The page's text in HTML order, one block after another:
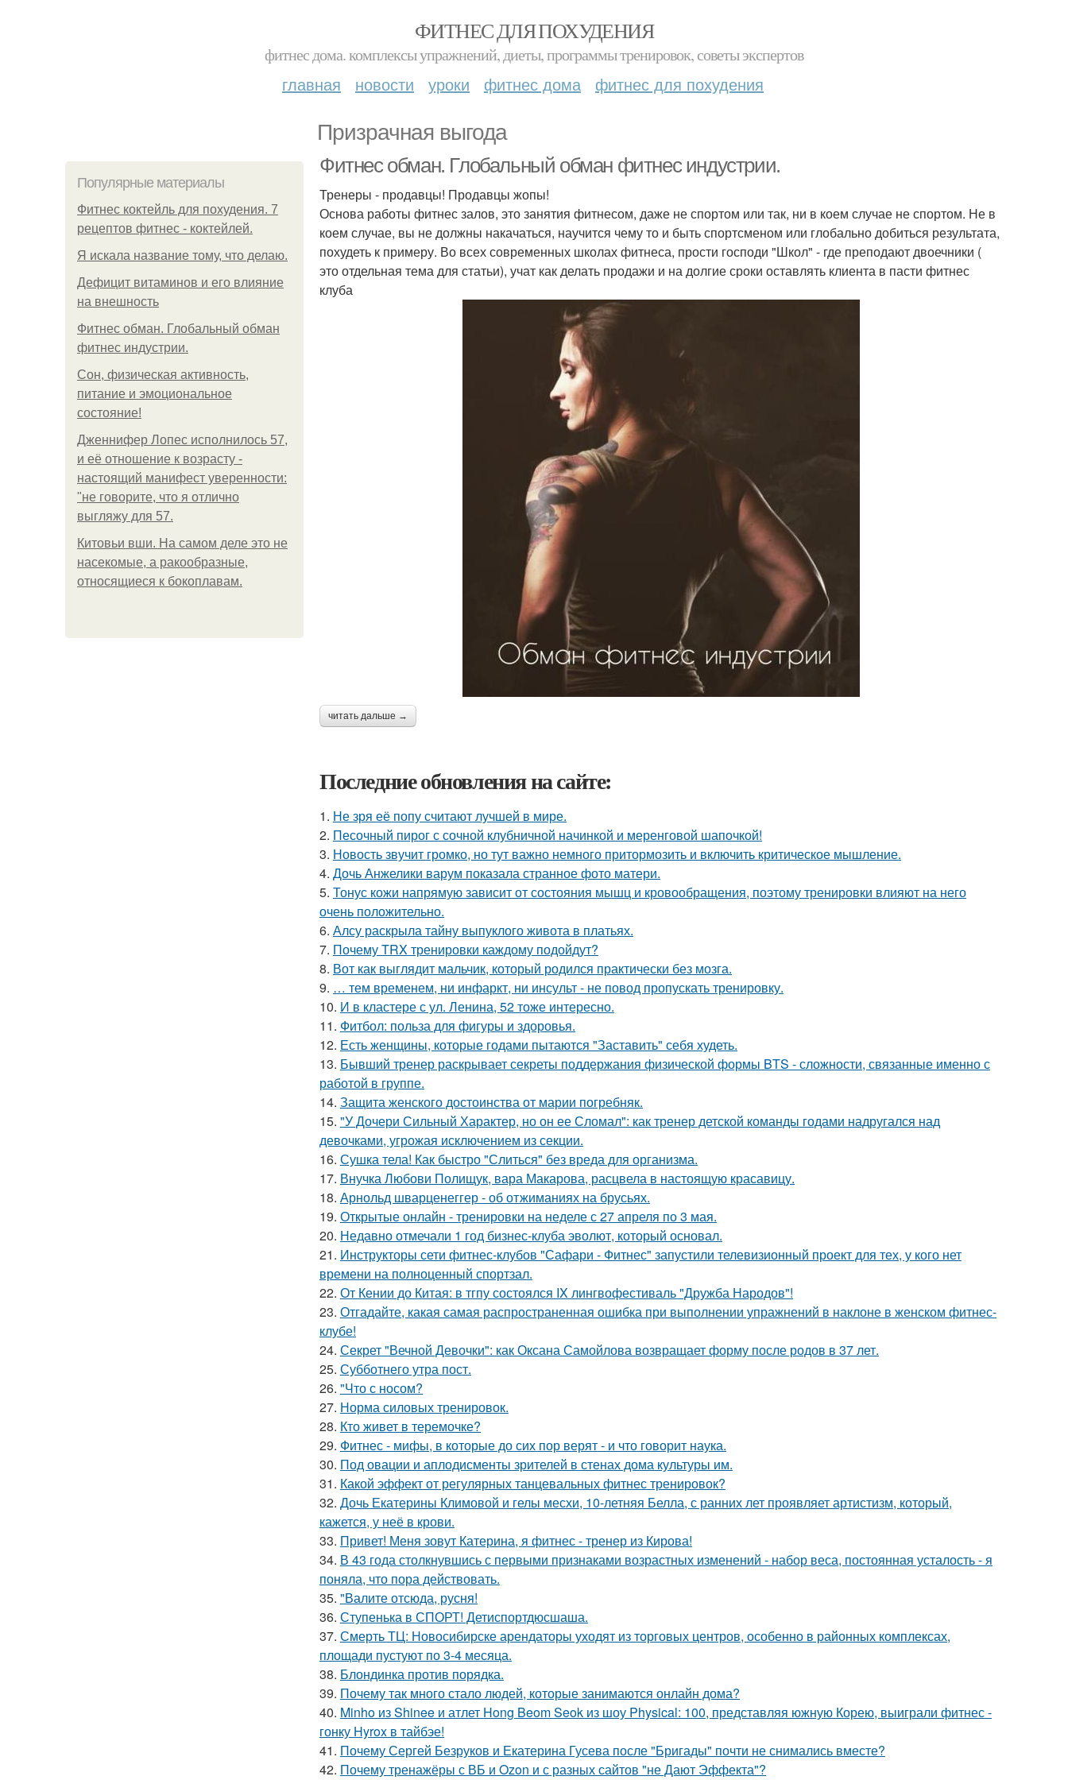
ФИТНЕС ДЛЯ ПОХУДЕНИЯ
фитнес дома. комплексы упражнений, диеты, программы тренировок, советы экспертов
главная новости уроки фитнес дома фитнес для похудения
Призрачная выгода
Популярные материалы
Фитнес коктейль для похудения. 7
рецептов фитнес - коктейлей.
Я искала название тому, что делаю.
Дефицит витаминов и его влияние
на внешность
Фитнес обман. Глобальный обман
фитнес индустрии.
Сон, физическая активность,
питание и эмоциональное
состояние!
Дженнифер Лопес исполнилось 57,
и её отношение к возрасту -
настоящий манифест уверенности:
"не говорите, что я отлично
выгляжу для 57.
Китовьи вши. На самом деле это не
насекомые, а ракообразные,
относящиеся к бокоплавам.
Фитнес обман. Глобальный обман фитнес индустрии.
Тренеры - продавцы! Продавцы жопы!
Основа работы фитнес залов, это занятия фитнесом, даже не спортом или так, ни в коем случае не спортом. Не в
коем случае, вы не должны накачаться, научится чему то и быть спортсменом или глобально добиться результата,
похудеть к примеру. Во всех современных школах фитнеса, прости господи "Школ" - где преподают двоечники (
это отдельная тема для статьи), учат как делать продажи и на долгие сроки оставлять клиента в пасти фитнес
клуба
читать дальше →
Последние обновления на сайте:
1. Не зря её попу считают лучшей в мире.
2. Песочный пирог с сочной клубничной начинкой и меренговой шапочкой!
3. Новость звучит громко, но тут важно немного притормозить и включить критическое мышление.
4. Дочь Анжелики варум показала странное фото матери.
5. Тонус кожи напрямую зависит от состояния мышц и кровообращения, поэтому тренировки влияют на него
очень положительно.
6. Алсу раскрыла тайну выпуклого живота в платьях.
7. Почему TRX тренировки каждому подойдут?
8. Вот как выглядит мальчик, который родился практически без мозга.
9. … тем временем, ни инфаркт, ни инсульт - не повод пропускать тренировку.
10. И в кластере с ул. Ленина, 52 тоже интересно.
11. Фитбол: польза для фигуры и здоровья.
12. Есть женщины, которые годами пытаются "Заставить" себя худеть.
13. Бывший тренер раскрывает секреты поддержания физической формы BTS - сложности, связанные именно с
работой в группе.
14. Защита женского достоинства от марии погребняк.
15. "У Дочери Сильный Характер, но он ее Сломал": как тренер детской команды годами надругался над
девочками, угрожая исключением из секции.
16. Сушка тела! Как быстро "Слиться" без вреда для организма.
17. Внучка Любови Полищук, вара Макарова, расцвела в настоящую красавицу.
18. Арнольд шварценеггер - об отжиманиях на брусьях.
19. Открытые онлайн - тренировки на неделе с 27 апреля по 3 мая.
20. Недавно отмечали 1 год бизнес-клуба эволют, который основал.
21. Инструкторы сети фитнес-клубов "Сафари - Фитнес" запустили телевизионный проект для тех, у кого нет
времени на полноценный спортзал.
22. От Кении до Китая: в тгпу состоялся IX лингвофестиваль "Дружба Народов"!
23. Отгадайте, какая самая распространенная ошибка при выполнении упражнений в наклоне в женском фитнес-
клубе!
24. Секрет "Вечной Девочки": как Оксана Самойлова возвращает форму после родов в 37 лет.
25. Субботнего утра пост.
26. "Что с носом?
27. Норма силовых тренировок.
28. Кто живет в теремочке?
29. Фитнес - мифы, в которые до сих пор верят - и что говорит наука.
30. Под овации и аплодисменты зрителей в стенах дома культуры им.
31. Какой эффект от регулярных танцевальных фитнес тренировок?
32. Дочь Екатерины Климовой и гелы месхи, 10-летняя Белла, с ранних лет проявляет артистизм, который,
кажется, у неё в крови.
33. Привет! Меня зовут Катерина, я фитнес - тренер из Кирова!
34. В 43 года столкнувшись с первыми признаками возрастных изменений - набор веса, постоянная усталость - я
поняла, что пора действовать.
35. "Валите отсюда, русня!
36. Ступенька в СПОРТ! Детиспортдюсшаша.
37. Смерть ТЦ: Новосибирске арендаторы уходят из торговых центров, особенно в районных комплексах,
площади пустуют по 3-4 месяца.
38. Блондинка против порядка.
39. Почему так много стало людей, которые занимаются онлайн дома?
40. Minho из Shinee и атлет Hong Beom Seok из шоу Physical: 100, представляя южную Корею, выиграли фитнес -
гонку Hyrox в тайбэе!
41. Почему Сергей Безруков и Екатерина Гусева после "Бригады" почти не снимались вместе?
42. Почему тренажёры с ВБ и Ozon и с разных сайтов "не Дают Эффекта"?